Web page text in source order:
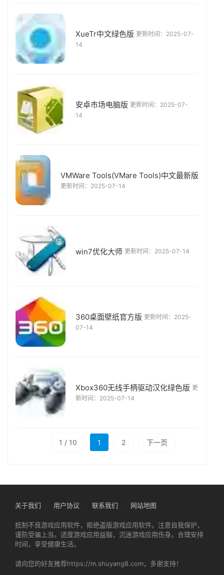
XueTr中文绿色版 更新时间：2025-07-
14
安卓市场电脑版 更新时间：2025-07-
14
VMWare Tools(VMare Tools)中文最新版
更新时间：2025-07-14
win7优化大师 更新时间：2025-07-14
360桌面壁纸官方版 更新时间：2025-
07-14
Xbox360无线手柄驱动汉化绿色版 更
新时间：2025-07-14
1 / 10 1 2 下一页
关于我们 用户协议 联系我们 网站地图
抵制不良游戏应用软件，拒绝盗版游戏应用软件。注意自我保护，
谨防受骗上当。适度游戏应用益脑，沉迷游戏应用伤身。合理安排
时间，享受健康生活。
请向您的好友推荐https://m.shuyang8.com，多谢支持！